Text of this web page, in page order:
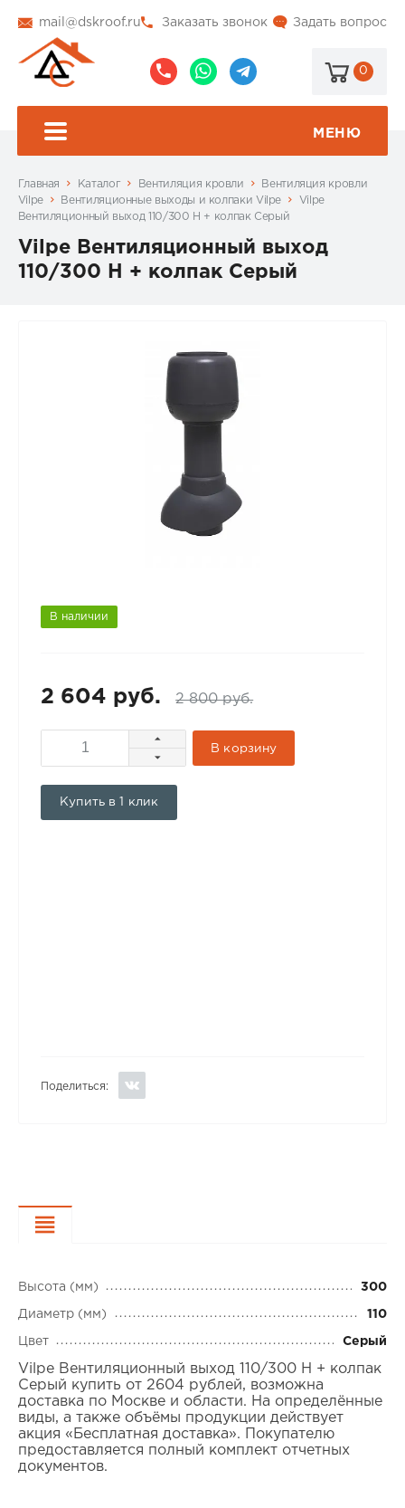
mail@dskroof.ru Задать вопрос
Заказать звонок
0
МЕНЮ
Главная Каталог Вентиляция кровли
Вентиляция кровли
Vilpe
Вентиляционные выходы и колпаки Vilpe
Vilpe
Вентиляционный выход 110/300 Н + колпак Серый
Vilpe Вентиляционный выход
110/300 Н + колпак Серый
В наличии
2 604 руб. 2 800 руб.
В корзину
Купить в 1 клик
Поделиться:
Высота (мм) 300
Диаметр (мм) 110
Цвет Серый
Vilpe Вентиляционный выход 110/300 Н + колпак
Серый купить от 2604 рублей, возможна
доставка по Москве и области. На определённые
виды, а также объёмы продукции действует
акция «Бесплатная доставка». Покупателю
предоставляется полный комплект отчетных
документов.